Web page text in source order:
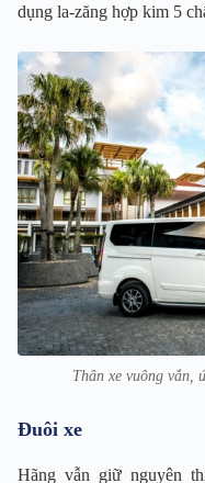
dụng la-zăng hợp kim 5
Thân xe vuông vắn,
Đuôi xe
Hãng vẫn giữ nguyên